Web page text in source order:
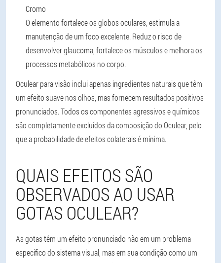
Cromo
O elemento fortalece os globos oculares, estimula a
manutenção de um foco excelente. Reduz o risco de
desenvolver glaucoma, fortalece os músculos e melhora os
processos metabólicos no corpo.
Oculear para visão inclui apenas ingredientes naturais que têm
um efeito suave nos olhos, mas fornecem resultados positivos
pronunciados. Todos os componentes agressivos e químicos
são completamente excluídos da composição do Oculear, pelo
que a probabilidade de efeitos colaterais é mínima.
QUAIS EFEITOS SÃO
OBSERVADOS AO USAR
GOTAS OCULEAR?
As gotas têm um efeito pronunciado não em um problema
específico do sistema visual, mas em sua condição como um